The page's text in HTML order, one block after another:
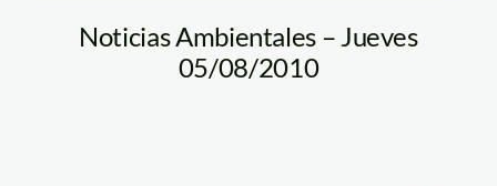
Noticias Ambientales – Jueves
05/08/2010